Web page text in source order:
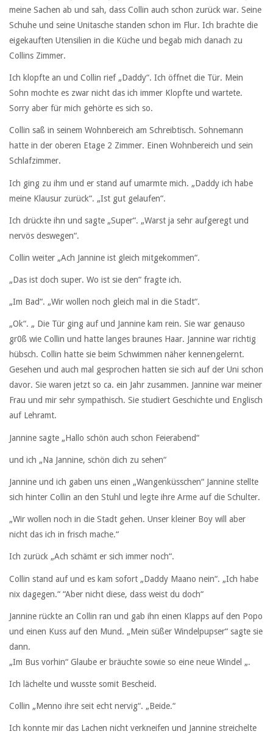
meine Sachen ab und sah, dass Collin auch schon zurück war. Seine
Schuhe und seine Unitasche standen schon im Flur. Ich brachte die
eigekauften Utensilien in die Küche und begab mich danach zu
Collins Zimmer.
Ich klopfte an und Collin rief „Daddy“. Ich öffnet die Tür. Mein
Sohn mochte es zwar nicht das ich immer Klopfte und wartete.
Sorry aber für mich gehörte es sich so.
Collin saß in seinem Wohnbereich am Schreibtisch. Sohnemann
hatte in der oberen Etage 2 Zimmer. Einen Wohnbereich und sein
Schlafzimmer.
Ich ging zu ihm und er stand auf umarmte mich. „Daddy ich habe
meine Klausur zurück“. „Ist gut gelaufen“.
Ich drückte ihn und sagte „Super“. „Warst ja sehr aufgeregt und
nervös deswegen“.
Collin weiter „Ach Jannine ist gleich mitgekommen“.
„Das ist doch super. Wo ist sie den“ fragte ich.
„Im Bad“. „Wir wollen noch gleich mal in die Stadt“.
„Ok“. „ Die Tür ging auf und Jannine kam rein. Sie war genauso
gr0ß wie Collin und hatte langes braunes Haar. Jannine war richtig
hübsch. Collin hatte sie beim Schwimmen näher kennengelernt.
Gesehen und auch mal gesprochen hatten sie sich auf der Uni schon
davor. Sie waren jetzt so ca. ein Jahr zusammen. Jannine war meiner
Frau und mir sehr sympathisch. Sie studiert Geschichte und Englisch
auf Lehramt.
Jannine sagte „Hallo schön auch schon Feierabend“
und ich „Na Jannine, schön dich zu sehen“
Jannine und ich gaben uns einen „Wangenküsschen“ Jannine stellte
sich hinter Collin an den Stuhl und legte ihre Arme auf die Schulter.
„Wir wollen noch in die Stadt gehen. Unser kleiner Boy will aber
nicht das ich in frisch mache.“
Ich zurück „Ach schämt er sich immer noch“.
Collin stand auf und es kam sofort „Daddy Maano nein“. „Ich habe
nix dagegen.“ “Aber nicht diese, dass weist du doch“
Jannine rückte an Collin ran und gab ihn einen Klapps auf den Popo
und einen Kuss auf den Mund. „Mein süßer Windelpupser“ sagte sie
dann.
„Im Bus vorhin“ Glaube er bräuchte sowie so eine neue Windel „.
Ich lächelte und wusste somit Bescheid.
Collin „Menno ihre seit echt nervig“. „Beide.“
Ich konnte mir das Lachen nicht verkneifen und Jannine streichelte